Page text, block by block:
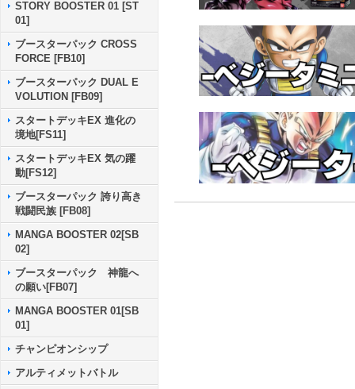
STORY BOOSTER 01 [ST
01]
ブースターパック CROSS
FORCE [FB10]
ブースターパック DUAL E
VOLUTION [FB09]
スタートデッキEX 進化の
境地[FS11]
スタートデッキEX 気の躍
動[FS12]
ブースターパック 誇り高き
戦闘民族 [FB08]
MANGA BOOSTER 02[SB
02]
ブースターパック 神龍へ
の願い[FB07]
MANGA BOOSTER 01[SB
01]
チャンピオンシップ
アルティメットバトル